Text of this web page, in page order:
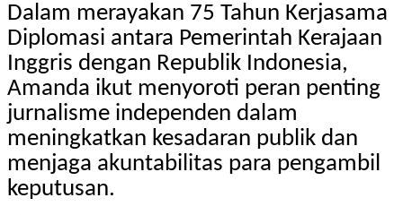
Dalam merayakan 75 Tahun Kerjasama
Diplomasi antara Pemerintah Kerajaan
Inggris dengan Republik Indonesia,
Amanda ikut menyoroti peran penting
jurnalisme independen dalam
meningkatkan kesadaran publik dan
menjaga akuntabilitas para pengambil
keputusan.